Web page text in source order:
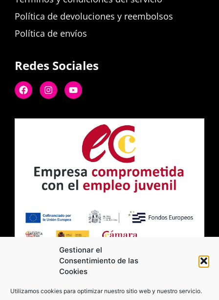
Gestionar el
Consentimiento de las
Cookies
Utilizamos cookies para optimizar nuestro sitio web y nuestro servicio.
Política de devoluciones y reembolsos
Política de envíos
Redes Sociales
2026 Moviltick technologies. Todos los